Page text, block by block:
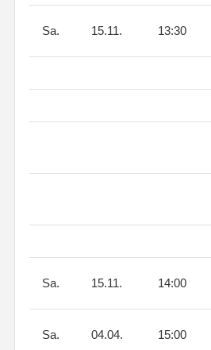
Sa. 15.11. 13:30
Sa. 15.11. 14:00
Sa. 04.04. 15:00